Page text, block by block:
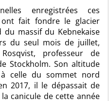
enregistrées ces
fait fondre le glacier
massif du Kebnekaise
du seul mois de juillet,
professeur de
Stockholm. Son altitude
celle du sommet nord
2017, il le dépassait de
canicule de cette année